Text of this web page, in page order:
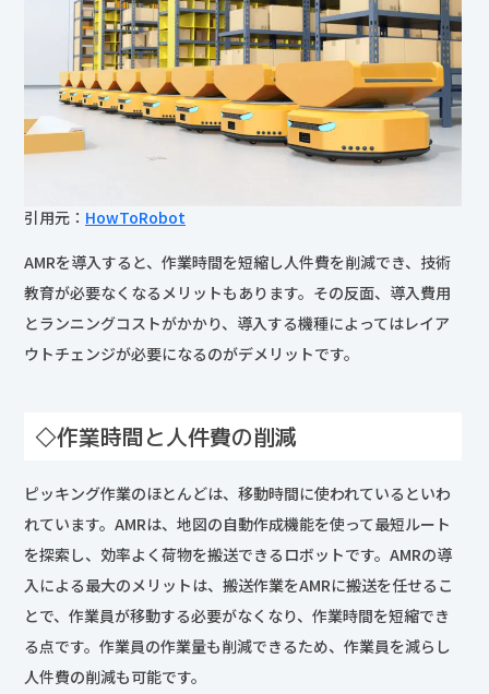
引用元： HowToRobot
AMRを導入すると、作業時間を短縮し人件費を削減でき、技術
教育が必要なくなるメリットもあります。その反面、導入費用
とランニングコストがかかり、導入する機種によってはレイア
ウトチェンジが必要になるのがデメリットです。
◇作業時間と人件費の削減
ピッキング作業のほとんどは、移動時間に使われているといわ
れています。AMRは、地図の自動作成機能を使って最短ルート
を探索し、効率よく荷物を搬送できるロボットです。AMRの導
入による最大のメリットは、搬送作業をAMRに搬送を任せるこ
とで、作業員が移動する必要がなくなり、作業時間を短縮でき
る点です。作業員の作業量も削減できるため、作業員を減らし
人件費の削減も可能です。